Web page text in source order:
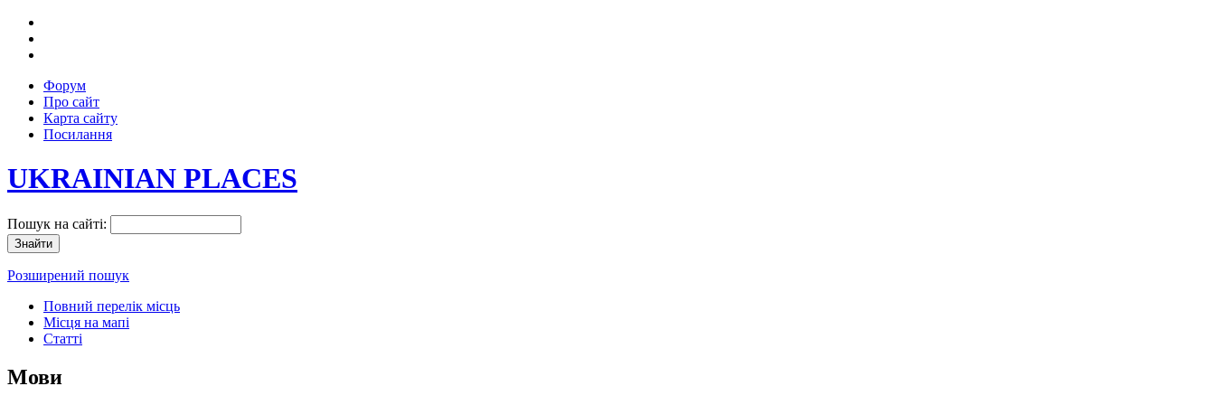
Форум
Про сайт
Карта сайту
Посилання
UKRAINIAN PLACES
Пошук на сайті:
Розширений пошук
Повний перелік місць
Місця на мапі
Статті
Мови